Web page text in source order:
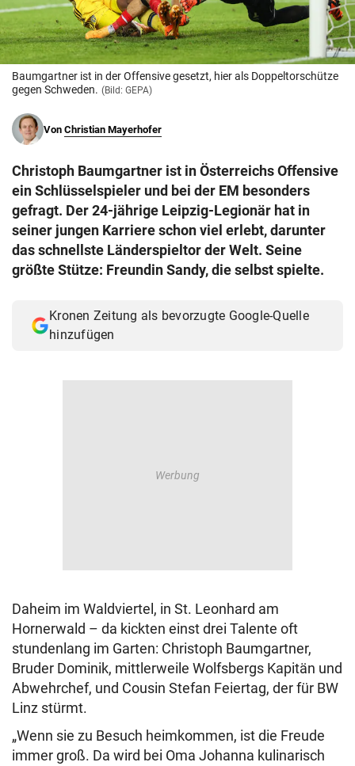
© Krone Multimedia GmbH & Co KG 2026
Muthgasse 2, 1190 Wien
Baumgartner ist in der Offensive gesetzt, hier als Doppeltorschütze
gegen Schweden. (Bild: GEPA)
Von Christian Mayerhofer
Christoph Baumgartner ist in Österreichs Offensive
ein Schlüsselspieler und bei der EM besonders
gefragt. Der 24-jährige Leipzig-Legionär hat in
seiner jungen Karriere schon viel erlebt, darunter
das schnellste Länderspieltor der Welt. Seine
größte Stütze: Freundin Sandy, die selbst spielte.
Kronen Zeitung als bevorzugte Google-Quelle
hinzufügen
Daheim im Waldviertel, in St. Leonhard am
Hornerwald – da kickten einst drei Talente oft
stundenlang im Garten: Christoph Baumgartner,
Bruder Dominik, mittlerweile Wolfsbergs Kapitän und
Abwehrchef, und Cousin Stefan Feiertag, der für BW
Linz stürmt.
„Wenn sie zu Besuch heimkommen, ist die Freude
immer groß. Da wird bei Oma Johanna kulinarisch